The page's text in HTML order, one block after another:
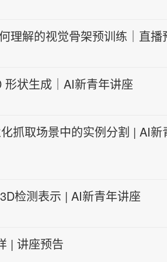
理解的视觉骨架预训练｜直播
状生成｜AI新青年讲座
抓取场景中的实例分割 | AI新
检测表示 | AI新青年讲座
| 讲座预告